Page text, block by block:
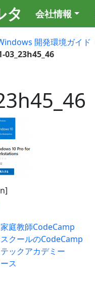
タ 会社情報
開発環境ガイド
03_23h45_46
庭教師CodeCamp
クールのCodeCamp
ックアカデミー
ス